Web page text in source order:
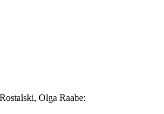
Olga Raabe: